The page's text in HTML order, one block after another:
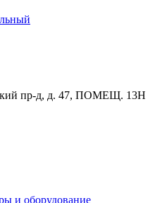
пр-д, д. 47, ПОМЕЩ. 13Н